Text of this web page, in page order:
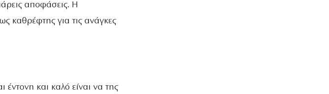
αποφάσεις. Η
καθρέφτης για τις ανάγκες
και καλό είναι να της